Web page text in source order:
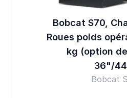
Bobcat S70,
Roues poids
kg (option
36"/
Bobcat